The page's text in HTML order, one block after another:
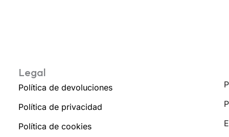
Legal
Política de devoluciones
Política de privacidad
Política de cookies